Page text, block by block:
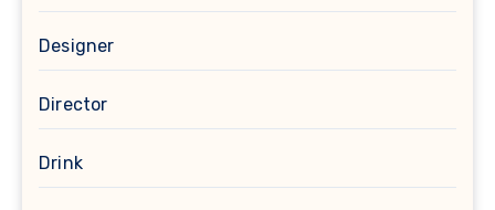
Designer
Director
Drink